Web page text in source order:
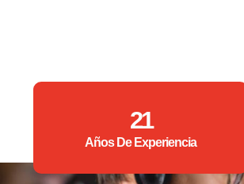
21
Años De Experiencia